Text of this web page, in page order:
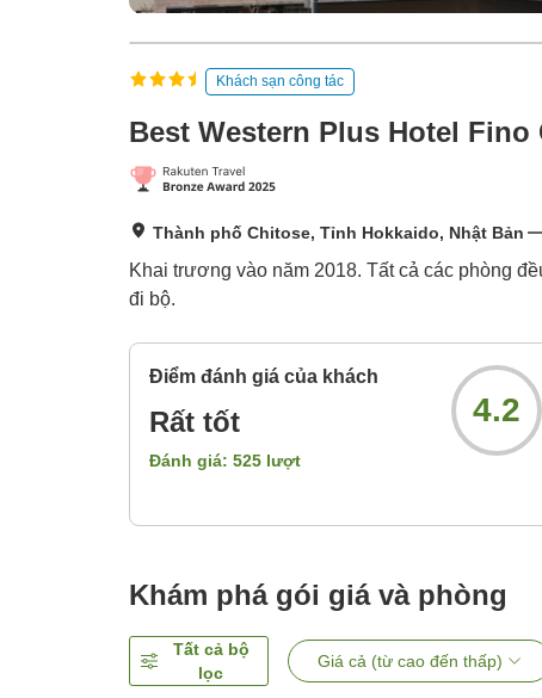
Khách sạn công tác
Best Western Plus Hotel Fino
Thành phố Chitose, Tỉnh Hokkaido, Nhật Bản
Khai trương vào năm 2018. Tất cả các phòng
đi bộ.
Điểm đánh giá của khách
Rất tốt
Đánh giá: 525 lượt
4.2
Khám phá gói giá và phòng
Tất cả bộ
lọc
Giá cả (từ cao đến thấp)